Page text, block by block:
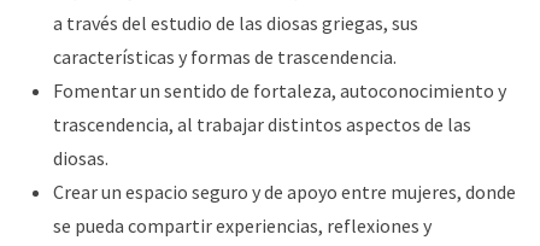
a través del estudio de las diosas griegas, sus
características y formas de trascendencia.
Fomentar un sentido de fortaleza, autoconocimiento y
trascendencia, al trabajar distintos aspectos de las
diosas.
Crear un espacio seguro y de apoyo entre mujeres, donde
se pueda compartir experiencias, reflexiones y